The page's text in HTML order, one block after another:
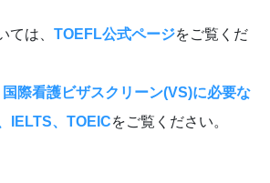
ては、 TOEFL公式ページをご覧くだ
国際看護ビザスクリーン(VS)に必要な
IELTS、TOEICをご覧ください。